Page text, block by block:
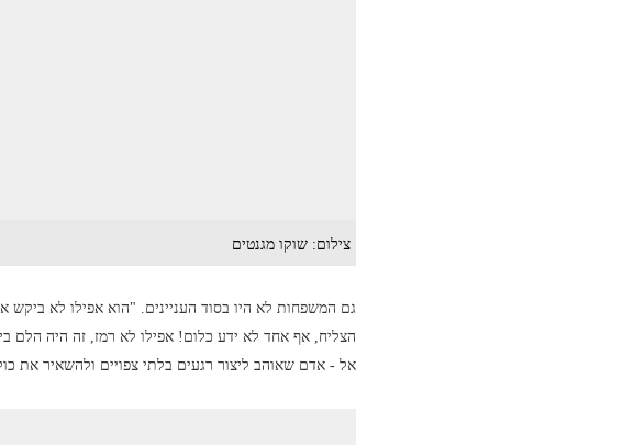
צילום: שוקו מגנטים
גם המשפחות לא היו בסוד העניינים. "הוא אפילו לא
הצליח, אף אחד לא ידע כלום! אפילו לא רמז, זה היה
אל - אדם שאוהב ליצור רגעים בלתי צפויים ולהשאיר את